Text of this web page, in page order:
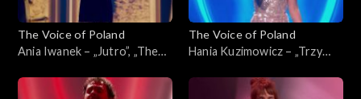
15. edycja
The Voice of Poland
Ania Iwanek – „Jutro”, „The
listopada 2025
The Voice of Poland
Hania Kuzimowicz – „Trzy
Poland”, Finał, 29 listopada